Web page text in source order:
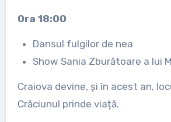
Ora 18:00
Dansul fulgilor de nea
Show Sania Zburătoare a lui
Craiova devine, și în acest an,
Crăciunul prinde viață.